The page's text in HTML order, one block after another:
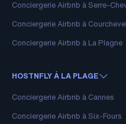
Conciergerie Airbnb à Serre-
Conciergerie Airbnb à Courchevel
Conciergerie Airbnb à La Plagne
HOSTNFLY À LA PLAGE
Conciergerie Airbnb à Cannes
Conciergerie Airbnb à Six-Fours